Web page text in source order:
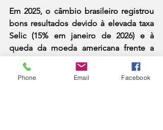
Em 2025, o câmbio brasileiro registrou
bons resultados devido à elevada taxa
Selic (15% em janeiro de 2026) e à
queda da moeda americana frente a
mercados emergentes em todo o
mundo.
Phone Email Facebook